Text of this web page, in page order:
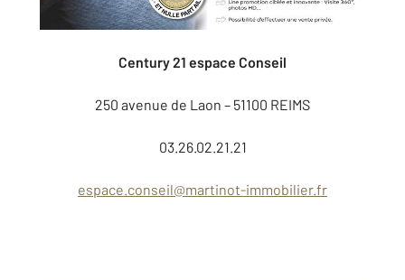
Century 21 espace Conseil
250 avenue de Laon – 51100 REIMS
03.26.02.21.21
espace.conseil@martinot-immobilier.fr